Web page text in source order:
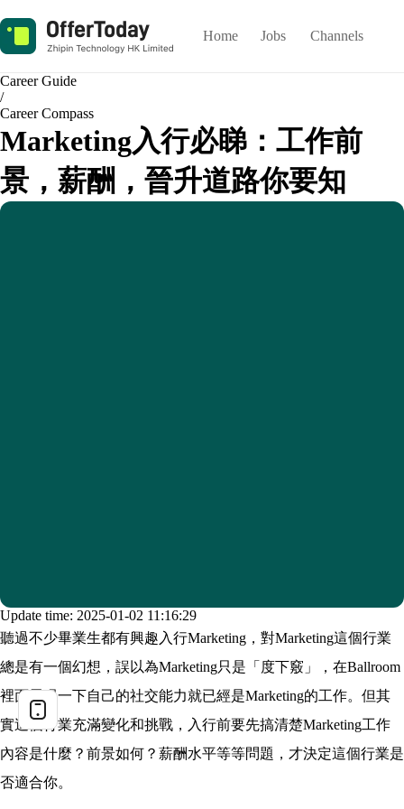
Home Jobs Channels
Career Guide
/
Career Compass
Marketing入行必睇：工作前
景，薪酬，晉升道路你要知
Update time: 2025-01-02 11:16:29
聽過不少畢業生都有興趣入行Marketing，對Marketing這個行業
總是有一個幻想，誤以為Marketing只是「度下竅」，在Ballroom
裡面展現一下自己的社交能力就已經是Marketing的工作。但其
實這個行業充滿變化和挑戰，入行前要先搞清楚Marketing工作
內容是什麼？前景如何？薪酬水平等等問題，才決定這個行業是
否適合你。